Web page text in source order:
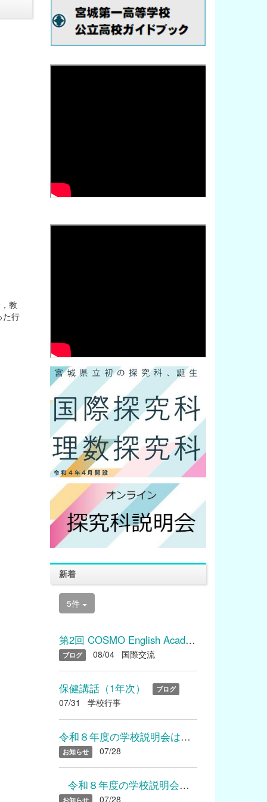
教
た行
新着
5件
第2回 COSMO English Academyを開催しました
ブログ 08/04 国際交流
保健講話（1年次） ブログ
07/31 学校行事
令和８年度の学校説明会は終了いたしました たくさんのご参加あり...
お知らせ 07/28
令和８年度の学校説明会は終了いたしました たくさんのご参加...
お知らせ 07/28